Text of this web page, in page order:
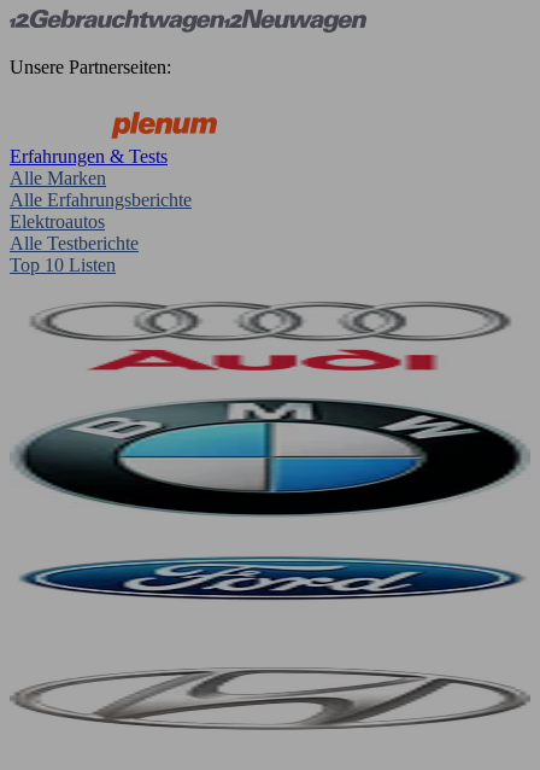
Unsere Partnerseiten:
Erfahrungen & Tests
Alle Marken
Alle Erfahrungsberichte
Elektroautos
Alle Testberichte
Top 10 Listen